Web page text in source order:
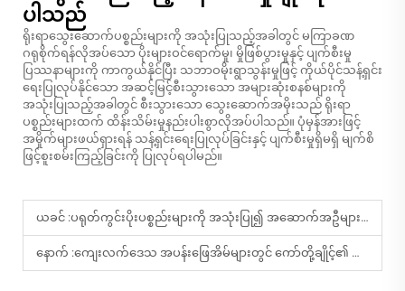
ပါသည်
ရိုးရာသွေးဆောက်ပစ္စည်းများကို အသုံးပြုသည့်အခါတွင် မကြာခဏ
ဂရုစိုက်ရန်လိုအပ်သော ပိုးများဝင်ရောက်မှု၊ မှိုဖြစ်ပွားမှုနှင့် ပျက်စီးမှု
ပြဿနာများကို ကာကွယ်နိုင်ပြီး သဘာဝမိုးရွာသွန်းမှုဖြင့် ကိုယ်ပိုင်သန့်ရှင်း
ရေးပြုလုပ်နိုင်သော အဆင့်မြင့်စီးသွားသော အများဆုံးစနစ်များကို
အသုံးပြုသည့်အခါတွင် စီးသွားသော သွေးဆောက်အမိုးသည် ရိုးရာ
ပစ္စည်းများထက် ထိန်းသိမ်းမှုနည်းပါးစွာလိုအပ်ပါသည်။ ပုံမှန်အားဖြင့်
အမှိုက်များဖယ်ရှားရန် သန့်ရှင်းရေးပြုလုပ်ခြင်းနှင့် ပျက်စီးမှုရှိမရှိ မျက်စိ
ဖြင့်စူးစမ်းကြည့်ခြင်းကို ပြုလုပ်ရပါမည်။
ယခင် :ပရုတ်ကွင်းပိုးပစ္စည်းများကို အသုံးပြု၍ အဆောက်အဦများနှင့် ခေါင်မိုးအလှဆင်ခြင်းတို့တွင် ဖြစ်ပေါ်နေသော အလားအလာများ
နောက် :ကျေးလက်ဒေသ အပန်းဖြေအိမ်များတွင် ကော်တို့ချိုင့်၏ အသုံးဝင်ပုံများ